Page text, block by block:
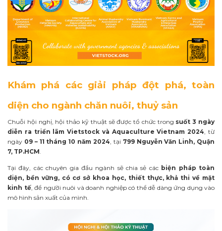
Khám phá các giải pháp đột phá, toàn
diện cho ngành chăn nuôi, thuỷ sản
Chuỗi hội nghị, hội thảo kỹ thuật sẽ được tổ chức trong suốt 3 ngày
diễn ra triển lãm Vietstock và Aquaculture Vietnam 2024, từ
ngày 09 – 11 tháng 10 năm 2024, tại 799 Nguyễn Văn Linh, Quận
7, TP.HCM.
Tại đây, các chuyên gia đầu ngành sẽ chia sẻ cácbiện pháp toàn
diện, bền vững, có cơ sở khoa học, thiết thực, khả thi về mặt
kinh tế, để người nuôi và doanh nghiệp có thể dễ dàng ứng dụng vào
mô hình sản xuất của mình.